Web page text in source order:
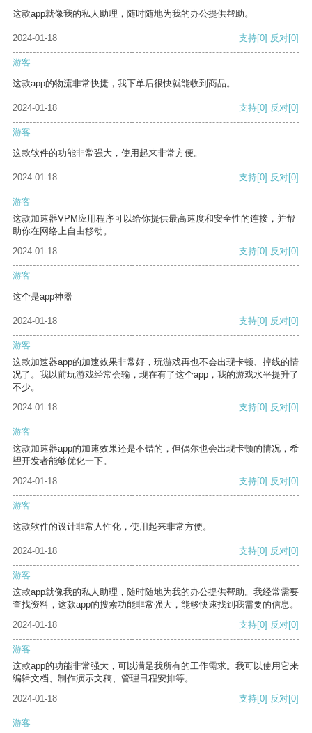
这款app就像我的私人助理，随时随地为我的办公提供帮助。
2024-01-18 支持[0] 反对[0]
游客
这款app的物流非常快捷，我下单后很快就能收到商品。
2024-01-18 支持[0] 反对[0]
游客
这款软件的功能非常强大，使用起来非常方便。
2024-01-18 支持[0] 反对[0]
游客
这款加速器VPM应用程序可以给你提供最高速度和安全性的连接，并帮
助你在网络上自由移动。
2024-01-18
支持[0] 反对[0]
游客
这个是app神器
2024-01-18 支持[0] 反对[0]
游客
这款加速器app的加速效果非常好，玩游戏再也不会出现卡顿、掉线的情
况了。我以前玩游戏经常会输，现在有了这个app，我的游戏水平提升了
不少。
2024-01-18
支持[0] 反对[0]
游客
这款加速器app的加速效果还是不错的，但偶尔也会出现卡顿的情况，希
望开发者能够优化一下。
2024-01-18
支持[0] 反对[0]
游客
这款软件的设计非常人性化，使用起来非常方便。
2024-01-18 支持[0] 反对[0]
游客
这款app就像我的私人助理，随时随地为我的办公提供帮助。我经常需要
查找资料，这款app的搜索功能非常强大，能够快速找到我需要的信息。
2024-01-18
支持[0] 反对[0]
游客
这款app的功能非常强大，可以满足我所有的工作需求。我可以使用它来
编辑文档、制作演示文稿、管理日程安排等。
2024-01-18
支持[0] 反对[0]
游客